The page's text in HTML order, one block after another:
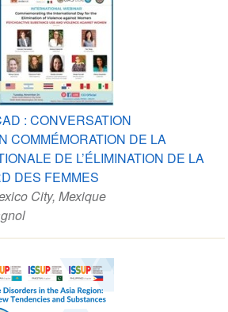
: CONVERSATION
COMMÉMORATION DE LA
DE L’ÉLIMINATION DE LA
DES FEMMES
City, Mexique